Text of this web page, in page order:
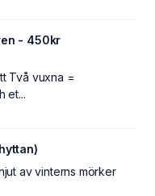
- 450kr
Två vuxna =
et...
av vinterns mörker